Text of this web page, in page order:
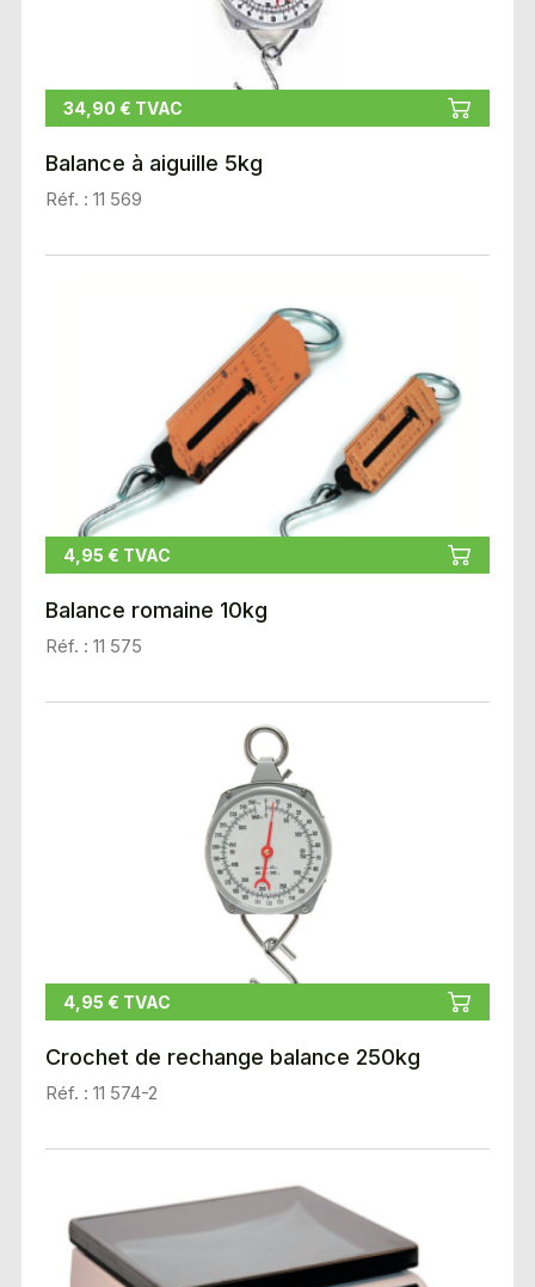
34,90 € TVAC
Balance à aiguille 5kg
Réf. : 11 569
4,95 € TVAC
Balance romaine 10kg
Réf. : 11 575
4,95 € TVAC
Crochet de rechange balance 250kg
Réf. : 11 574-2